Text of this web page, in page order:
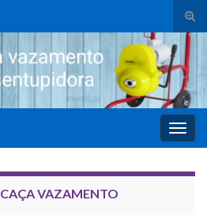
de
CAÇA VAZAMENTO